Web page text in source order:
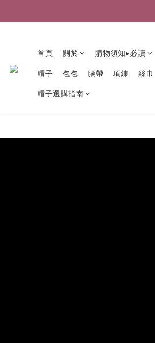
首頁 關於 購物須知▸必讀
帽子 包包 腰帶 項鍊 絲巾
帽子選購指南